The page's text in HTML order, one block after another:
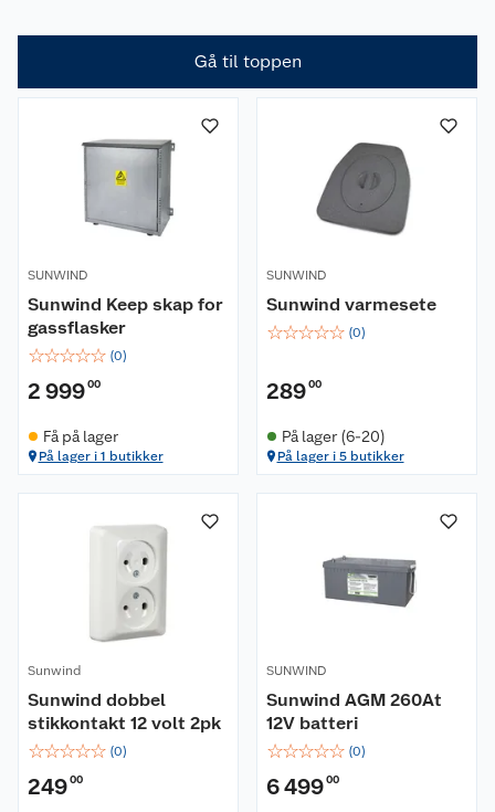
Gå til toppen
SUNWIND
Sunwind Keep skap for
gassflasker
☆☆☆☆☆ (0)
2 99900
Få på lager
På lager i 1 butikker
SUNWIND
Sunwind varmesete
☆☆☆☆☆ (0)
28900
På lager (6-20)
På lager i 5 butikker
Sunwind
Sunwind dobbel
stikkontakt 12 volt 2pk
☆☆☆☆☆ (0)
24900
SUNWIND
Sunwind AGM 260At
12V batteri
☆☆☆☆☆ (0)
6 49900